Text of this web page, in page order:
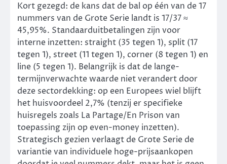
Kort gezegd: de kans dat de bal op één van de 17
nummers van de Grote Serie landt is 17/37 ≈
45,95%. Standaarduitbetalingen zijn voor
interne inzetten: straight (35 tegen 1), split (17
tegen 1), street (11 tegen 1), corner (8 tegen 1) en
line (5 tegen 1). Belangrijk is dat de lange-
termijnverwachte waarde niet verandert door
deze sectordekking: op een Europees wiel blijft
het huisvoordeel 2,7% (tenzij er specifieke
huisregels zoals La Partage/En Prison van
toepassing zijn op even-money inzetten).
Strategisch gezien verlaagt de Grote Serie de
variantie van individuele hoge-prijsaankopen